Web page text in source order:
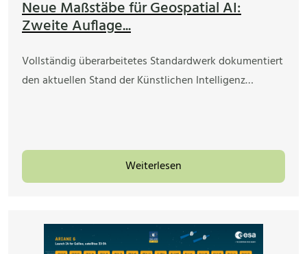
Neue Maßstäbe für Geospatial AI:
Zweite Auflage...
Vollständig überarbeitetes Standardwerk dokumentiert
den aktuellen Stand der Künstlichen Intelligenz…
Weiterlesen